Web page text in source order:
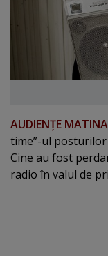
AUDIENŢE
time”-ul posturilor
Cine au fost
radio în valul de